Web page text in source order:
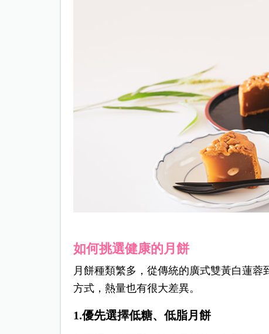
如何挑選健康的月餅
月餅種類繁多，從傳統的廣式雙黃白蓮
方式，熱量也有很大差異。
1.優先選擇低糖、低脂月餅